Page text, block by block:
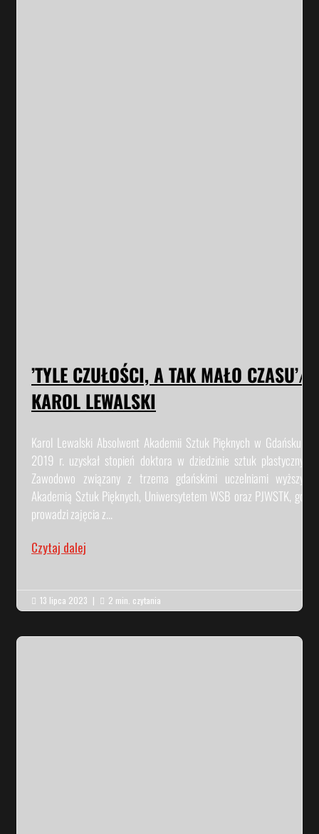
’TYLE CZUŁOŚCI, A TAK MAŁO CZASU’/
KAROL LEWALSKI
Karol Lewalski Absolwent Akademii Sztuk Pięknych w Gdańsku. W
2019 r. uzyskał stopień doktora w dziedzinie sztuk plastycznych.
Zawodowo związany z trzema gdańskimi uczelniami wyższymi:
Akademią Sztuk Pięknych, Uniwersytetem WSB oraz PJWSTK, gdzie
prowadzi zajęcia z...
Czytaj dalej
 13 lipca 2023 |  2 min. czytania